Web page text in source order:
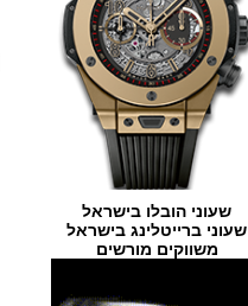
שעוני הובלו בישראל
שעוני ברייטלינג בישראל
משווקים מורשים